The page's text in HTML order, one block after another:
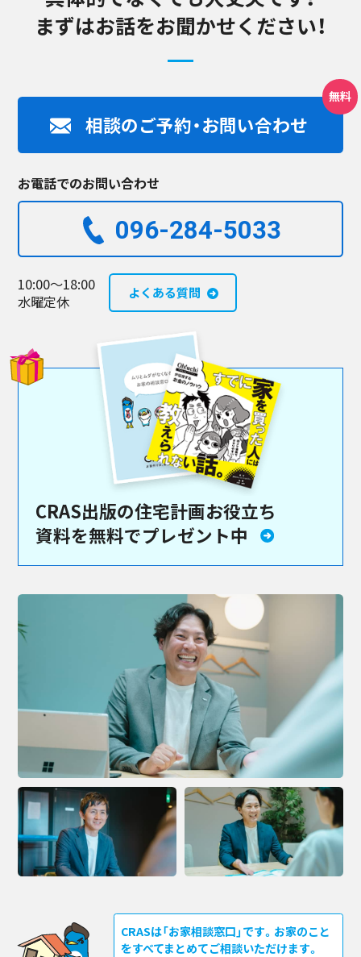
まずはお話をお聞かせください！
相談のご予約・お問い合わせ
お電話でのお問い合わせ
096-284-5033​
10:00～18:00
水曜定休
よくある質問
CRAS出版の住宅計画お役立ち
資料を無料でプレゼント中
CRASは「お家相談窓口」です。お家のこと
をすべてまとめてご相談いただけます。